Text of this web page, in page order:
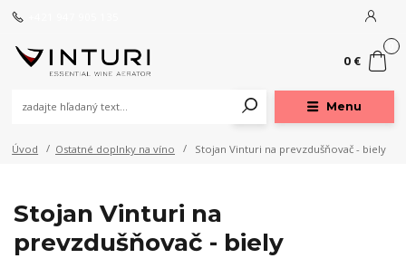
Menu
0 €
Úvod Ostatné doplnky na víno Stojan Vinturi na prevzdušňovač - biely
Stojan Vinturi na
prevzdušňovač - biely